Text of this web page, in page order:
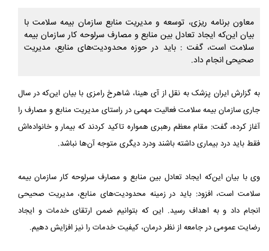
معاون برنامه ریزی، توسعه و مدیریت منابع سازمان بیمه سلامت با
بیان این‌که ایجاد تعادل بین منابع و مصارف سرلوحه کار سازمان بیمه
سلامت است، گفت : باید در حوزه محدودیت‌های منابع، مدیریت
صحیحی انجام داد.‏
به گزارش ایران پزشک به نقل از آی هینا، شاهرخ رامزی با بیان این‌که در سال
جاری سازمان بیمه سلامت فعالیت مهمی در ‏راستای مدیریت منابع و مصارف را
آغاز کرده، گفت: مقام معظم رهبری همواره تاکید کردند که بیمار و خانواده‌اش
فقط باید درد ‏بیماری داشته باشند ودرد دیگری متوجه آن‌ها نباشد.
وی با بیان این‌که ایجاد تعادل بین منابع و مصارف سرلوحه کار سازمان بیمه
سلامت است، افزود: باید در زمینه ‏محدودیت‌های منابع، مدیریت صحیحی
انجام داد و به اهداف رسید. این‌ که بتوانیم ضمن ارتقای خدمات و ایجاد
رضایت عمومی در ‏جامعه از نظر درمان، کیفیت خدمات را نیز افزایش دهیم.‏